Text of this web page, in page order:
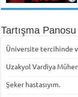
Tartışma Panosu
Üniversite tercihinde
Uzakyol Vardiya
Şeker hastasıyım.